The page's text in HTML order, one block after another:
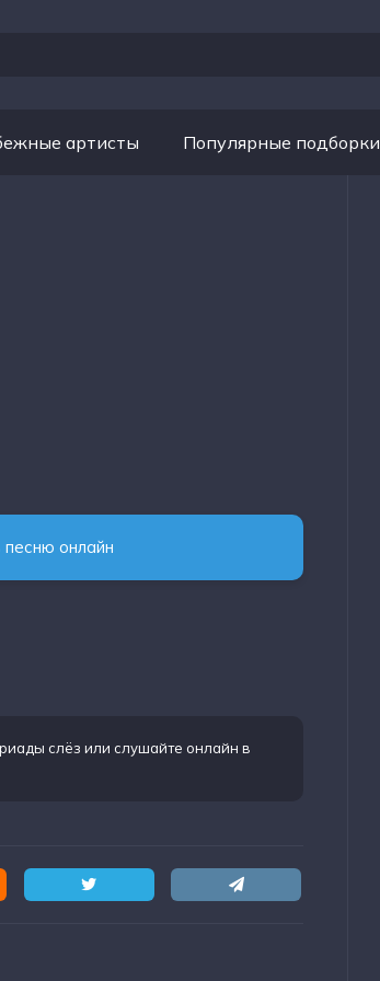
артисты Популярные подборки
онлайн
слёз или слушайте онлайн в